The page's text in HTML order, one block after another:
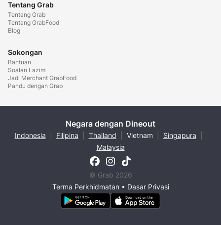
Tentang Grab
Tentang Grab
Tentang GrabFood
Blog
Sokongan
Bantuan
Soalan Lazim
Jadi Merchant GrabFood
Pandu dengan Grab
Negara dengan Dineout
Indonesia Filipina Thailand Vietnam Singapura
Malaysia
© Grab 2026
Terma Perkhidmatan• Dasar Privasi